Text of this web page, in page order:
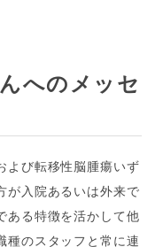
へのメッセ
よび転移性脳腫瘍いず
が入院あるいは外来で
ある特徴を活かして他
種のスタッフと常に連